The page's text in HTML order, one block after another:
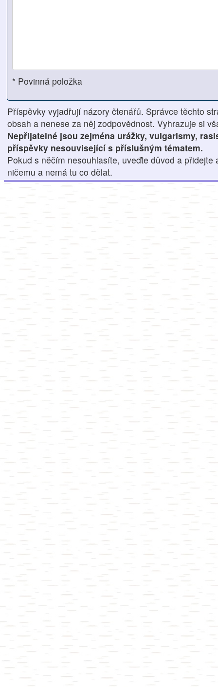
* Povinná položka
Příspěvky vyjadřují názory čtenářů. Správce těchto
obsah a nenese za něj zodpovědnost. Vyhrazuje si
Nepřijatelné jsou zejména urážky, vulgarismy,
příspěvky nesouvisející s příslušným tématem.
Pokud s něčím nesouhlasíte, uveďte důvod a přidejte
ničemu a nemá tu co dělat.